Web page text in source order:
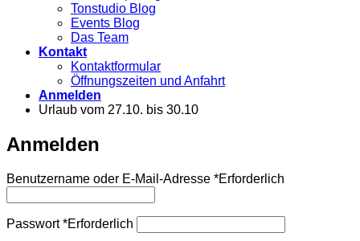
Tonstudio Blog
Events Blog
Das Team
Kontakt
Kontaktformular
Öffnungszeiten und Anfahrt
Anmelden
Urlaub vom 27.10. bis 30.10
Anmelden
Benutzername oder E-Mail-Adresse *Erforderlich
Passwort*Erforderlich